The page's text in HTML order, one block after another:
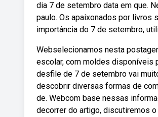
dia 7 de setembro data em que.
paulo. Os apaixonados por livros
importância do 7 de setembro,
Webselecionamos nesta
escolar, com moldes disponíveis
desfile de 7 de setembro vai
descobrir diversas formas de
de. Webcom base nessas
decorrer do artigo, discutiremos